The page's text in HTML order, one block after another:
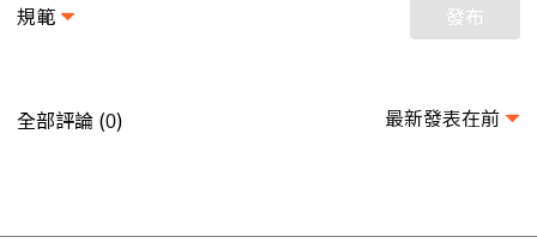
規範 發布
全部評論 (0) 最新發表在前